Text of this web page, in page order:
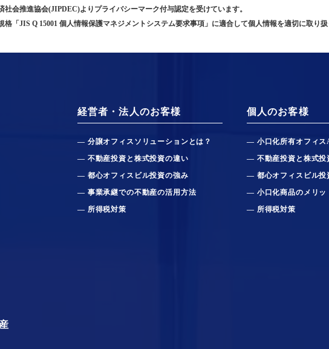
社会推進協会(JIPDEC)よりプライバシーマーク付与認定を受けています。
格「JIS Q 15001 個人情報保護マネジメントシステム要求事項」に適合して個人情報を適切に取り
経営者・法人のお客様
分譲オフィスソリューションとは？
不動産投資と株式投資の違い
都心オフィスビル投資の強み
事業承継での不動産の活用方法
所得税対策
個人のお客様
小口化所有オフィ
不動産投資と株式投
都心オフィスビル投
小口化商品のメリッ
所得税対策